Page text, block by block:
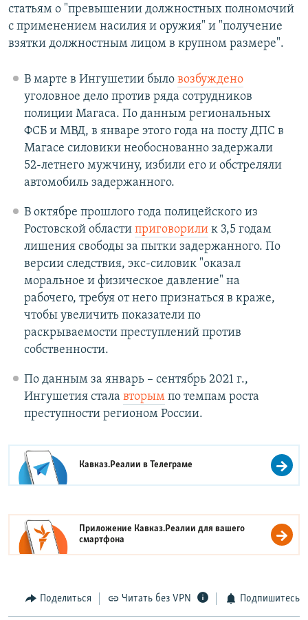
статьям о "превышении должностных полномочий
с применением насилия и оружия" и "получение
взятки должностным лицом в крупном размере".
В марте в Ингушетии было возбуждено
уголовное дело против ряда сотрудников
полиции Магаса. По данным региональных
ФСБ и МВД, в январе этого года на посту ДПС в
Магасе силовики необоснованно задержали
52-летнего мужчину, избили его и обстреляли
автомобиль задержанного.
В октябре прошлого года полицейского из
Ростовской области приговорилик 3,5 годам
лишения свободы за пытки задержанного. По
версии следствия, экс-силовик "оказал
моральное и физическое давление" на
рабочего, требуя от него признаться в краже,
чтобы увеличить показатели по
раскрываемости преступлений против
собственности.
По данным за январь – сентябрь 2021 г.,
Ингушетия стала вторымпо темпам роста
преступности регионом России.
Кавказ.Реалии вТелеграме
Приложение Кавказ.Реалии для вашего
смартфона
Поделиться Читать без VPN Подпишитесь